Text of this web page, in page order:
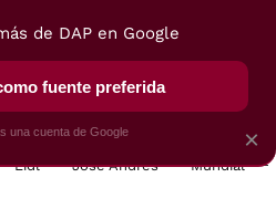
VEGUI
Lidl José Andrés Mundial
×
de DAP en Google
fuente preferida
una cuenta de Google